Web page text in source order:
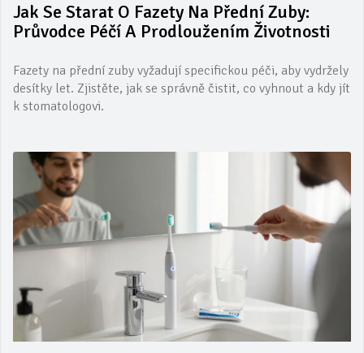
Jak Se Starat O Fazety Na Přední Zuby:
Průvodce Péčí A Prodloužením Životnosti
Fazety na přední zuby vyžadují specifickou péči, aby vydržely
desítky let. Zjistěte, jak se správně čistit, co vyhnout a kdy jít
k stomatologovi.